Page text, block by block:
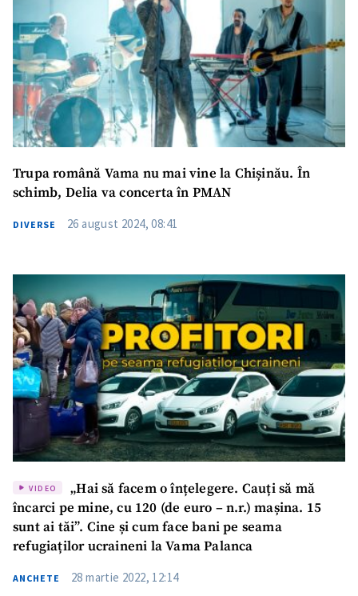
Trimite o informație
Despre ZdG
in English
на русском
Trupa română Vama nu mai vine la Chișinău. În
schimb, Delia va concerta în PMAN
DIVERSE 26 august 2024, 08:41
VIDEO
„Hai să facem o înțelegere. Cauți să mă
încarci pe mine, cu 120 (de euro – n.r.) mașina. 15
sunt ai tăi”. Cine și cum face bani pe seama
refugiaților ucraineni la Vama Palanca
ANCHETE 28 martie 2022, 12:14